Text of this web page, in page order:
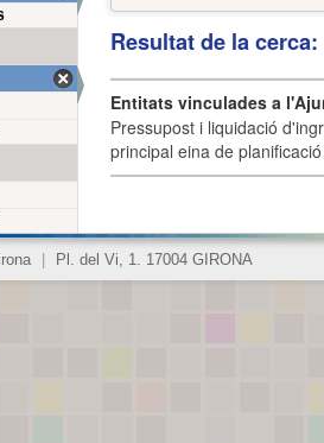
Resultat de la
Entitats vinculades a
Pressupost i liquidació
principal eina de
Pl. del Vi, 1. 17004 GIRONA